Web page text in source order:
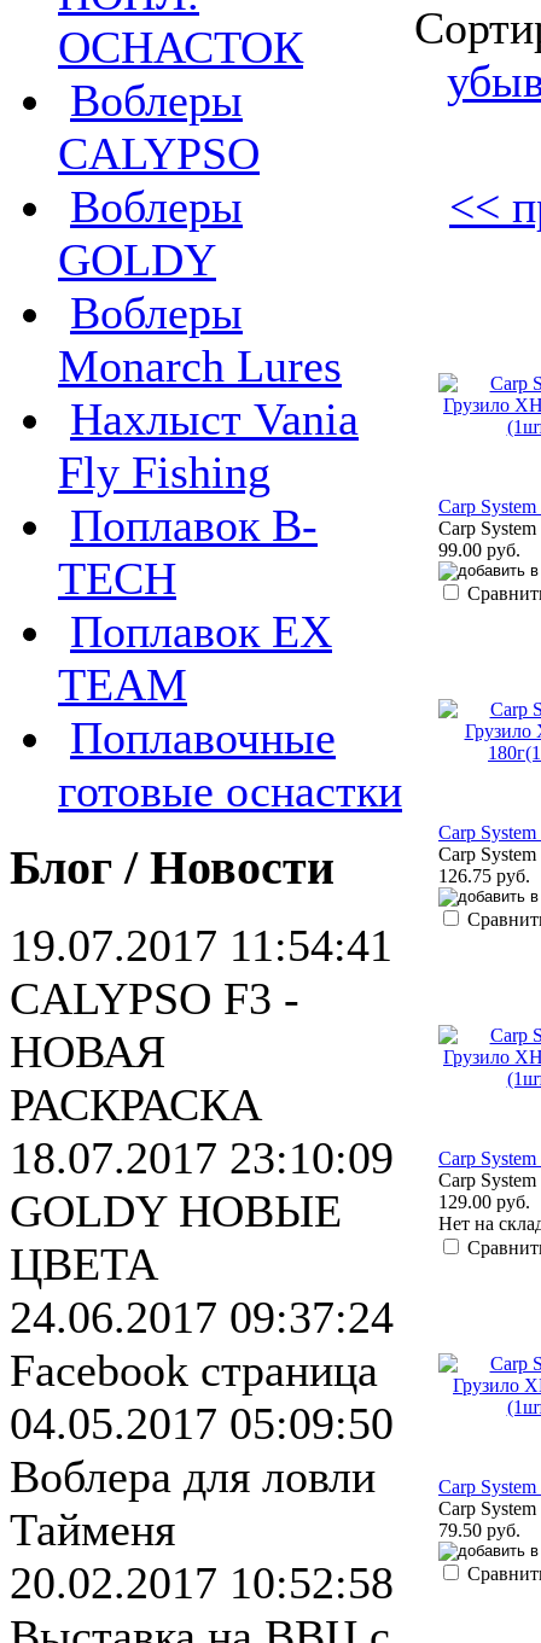
ОСНАСТОК
Воблеры
CALYPSO
Воблеры
GOLDY
Воблеры
Monarch Lures
Нахлыст Vania
Fly Fishing
Поплавок B-
TECH
Поплавок EX
TEAM
Поплавочные
готовые оснастки
Блог / Новости
19.07.2017 11:54:41
CALYPSO F3 -
НОВАЯ
РАСКРАСКА
18.07.2017 23:10:09
GOLDY НОВЫЕ
ЦВЕТА
24.06.2017 09:37:24
Facebook страница
04.05.2017 05:09:50
Воблера для ловли
Тайменя
20.02.2017 10:52:58
<<
Carp
Carp
99.00 руб.
Carp
Carp
126.75 руб.
Carp
Carp
129.00 руб.
Нет на
Carp
Carp
79.50 руб.